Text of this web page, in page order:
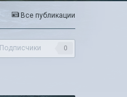
Все публикации
Подписчики 0